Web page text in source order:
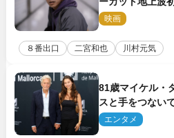
コメント到着
映画
８番出口 二宮和也 川村元気
81歳マイケル・
スと手をつない
エンタメ